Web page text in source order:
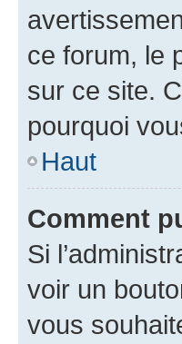
ce forum, le
sur ce site.
pourquoi
Haut
Comment
Si
voir un
vous